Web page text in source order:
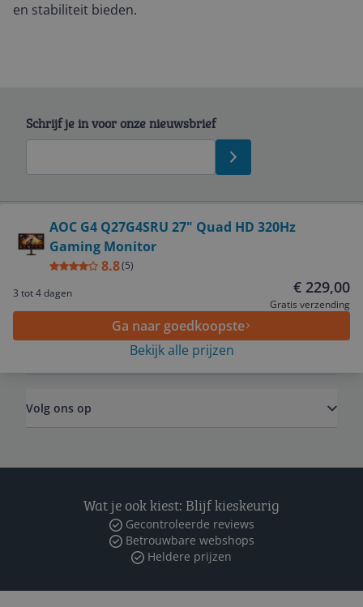
en stabiliteit bieden.
AOC G4 Q27G4SRU 27" Quad HD 320Hz
Gaming Monitor
8.8(5)
3 tot 4 dagen
€ 229,00
Gratis verzending
Ga naar goedkoopste
Bekijk alle prijzen
Schrijf je in voor onze nieuwsbrief
Service
Algemeen
Volg ons op
Wat je ook kiest: Blijf kieskeurig
Gecontroleerde reviews
Betrouwbare webshops
Heldere prijzen